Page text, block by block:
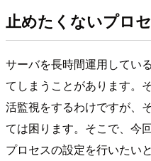
止めたくないプロ
サーバを長時間運用してい
てしまうことがあります。
活監視をするわけですが、
ては困ります。そこで、今
プロセスの設定を行いたい